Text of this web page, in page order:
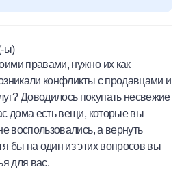
Prime Line
ы)
правами, нужно их как
конфликты с продавцами и
Доводилось покупать несвежие
дома есть вещи, которые вы
воспользовались, а вернуть
бы на один из этих вопросов вы
для вас.